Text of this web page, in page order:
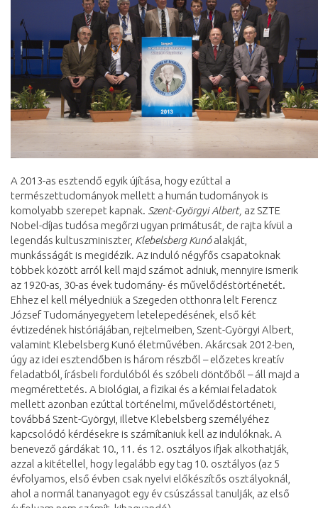
A 2013-as esztendő egyik újítása, hogy ezúttal a
természettudományok mellett a humán tudományok is
komolyabb szerepet kapnak. Szent-Györgyi Albert, az SZTE
Nobel-díjas tudósa megőrzi ugyan primátusát, de rajta kívül a
legendás kultuszminiszter, Klebelsberg Kunóalakját,
munkásságát is megidézik. Az induló négyfős csapatoknak
többek között arról kell majd számot adniuk, mennyire ismerik
az 1920-as, 30-as évek tudomány- és művelődéstörténetét.
Ehhez el kell mélyedniük a Szegeden otthonra lelt Ferencz
József Tudományegyetem letelepedésének, első két
évtizedének históriájában, rejtelmeiben, Szent-Györgyi Albert,
valamint Klebelsberg Kunó életművében. Akárcsak 2012-ben,
úgy az idei esztendőben is három részből – előzetes kreatív
feladatból, írásbeli fordulóból és szóbeli döntőből – áll majd a
megmérettetés. A biológiai, a fizikai és a kémiai feladatok
mellett azonban ezúttal történelmi, művelődéstörténeti,
továbbá Szent-Györgyi, illetve Klebelsberg személyéhez
kapcsolódó kérdésekre is számítaniuk kell az indulóknak. A
benevező gárdákat 10., 11. és 12. osztályos ifjak alkothatják,
azzal a kitétellel, hogy legalább egy tag 10. osztályos (az 5
évfolyamos, első évben csak nyelvi előkészítős osztályoknál,
ahol a normál tananyagot egy év csúszással tanulják, az első